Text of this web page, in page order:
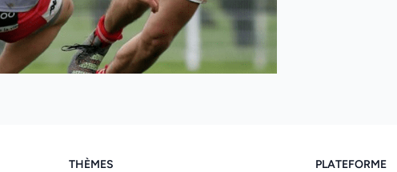
THÈMES PLATEFORME